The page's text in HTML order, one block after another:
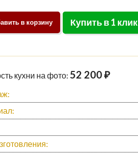
в корзину Купить в 1 клик
кухни на фото: 52 200 ₽